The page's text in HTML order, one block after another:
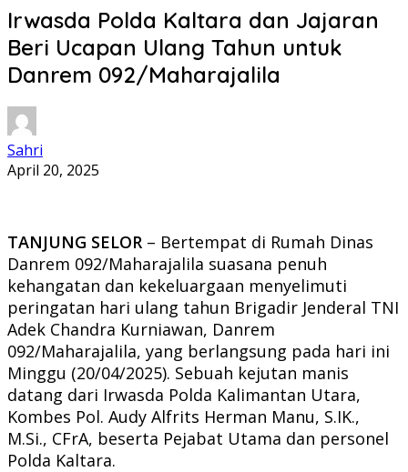
Irwasda Polda Kaltara dan Jajaran
Beri Ucapan Ulang Tahun untuk
Danrem 092/Maharajalila
Sahri
April 20, 2025
TANJUNG SELOR – Bertempat di Rumah Dinas
Danrem 092/Maharajalila suasana penuh
kehangatan dan kekeluargaan menyelimuti
peringatan hari ulang tahun Brigadir Jenderal TNI
Adek Chandra Kurniawan, Danrem
092/Maharajalila, yang berlangsung pada hari ini
Minggu (20/04/2025). Sebuah kejutan manis
datang dari Irwasda Polda Kalimantan Utara,
Kombes Pol. Audy Alfrits Herman Manu, S.IK.,
M.Si., CFrA, beserta Pejabat Utama dan personel
Polda Kaltara.